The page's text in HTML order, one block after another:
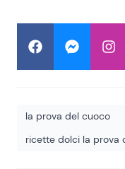
la prova del cuoco
ricette dolci la prova